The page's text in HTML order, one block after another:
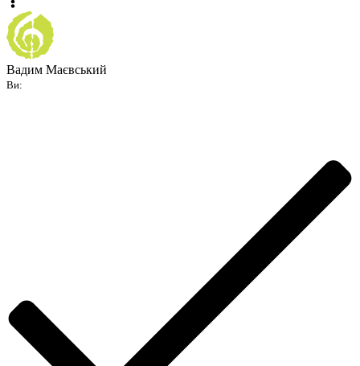
Вадим Маєвський
Ви: